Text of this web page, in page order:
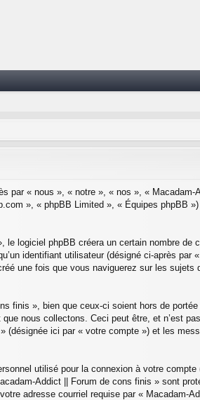
par « nous », « notre », « nos », « Macadam-
», « phpBB Limited », « Équipes phpBB
logiciel phpBB créera un certain nombre
identifiant utilisateur (désigné ci-après par
une fois que vous naviguerez sur les
finis », bien que ceux-ci soient hors de
nous collectons. Ceci peut être, et n’est
ici par « votre compte ») et les
utilisé pour la connexion à votre
Addict || Forum de cons finis » sont
adresse courriel requise par « Macadam-